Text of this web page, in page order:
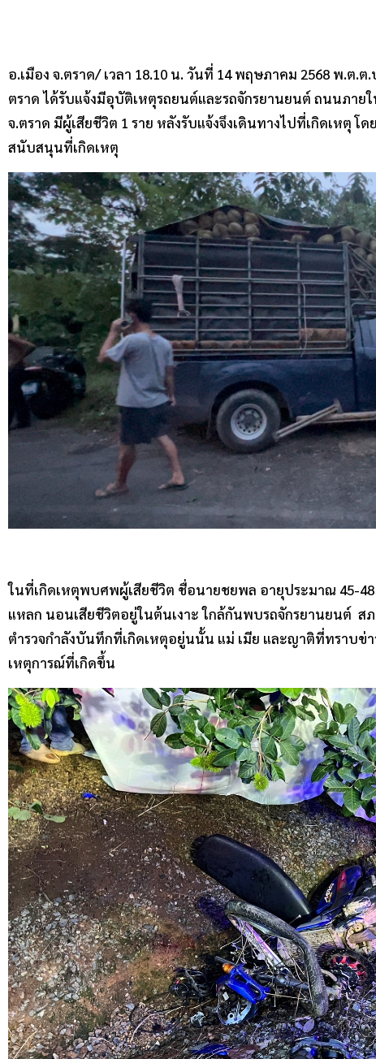
อ.เมือง จ.ตราด/ เวลา 18.10 น. วันที่ 14 พฤษภาคม 2568 พ.ต
ตราด ได้รับแจ้งมีอุบัติเหตุรถยนต์และรถจักรยานยนต์ ถนนภาย
จ.ตราด มีผู้เสียชีวิต 1 ราย หลังรับแจ้งจึงเดินทางไปที่เกิดเหตุ
สนับสนุนที่เกิดเหตุ
ในที่เกิดเหตุพบศพผู้เสียชีวิต ชื่อนายชยพล อายุประมาณ 45-
แหลก นอนเสียชีวิตอยู่ในต้นเงาะ ใกล้กันพบรถจักรยานยนต์ ส
ตำรวจกำลังบันทึกที่เกิดเหตุอยู่นนั้น แม่ เมีย และญาติที่ทราบข่า
เหตุการณ์ที่เกิดขึ้น